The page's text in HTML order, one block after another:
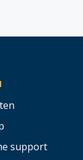
support